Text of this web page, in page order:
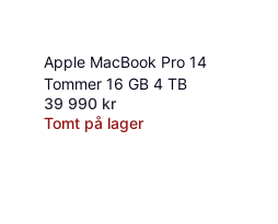
Apple MacBook Pro 14
Tommer 16 GB 4 TB
39 990 kr
Tomt på lager